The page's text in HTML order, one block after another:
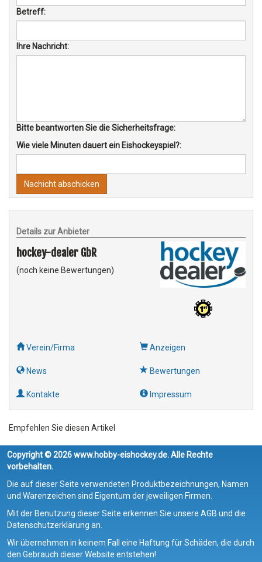
Betreff:
Ihre Nachricht:
Bitte beantworten Sie die Sicherheitsfrage:
Wie viele Minuten dauert ein Eishockeyspiel?:
Nachicht abschicken
Details zur Anbieter
hockey-dealer GbR
(noch keine Bewertungen)
Verein/Firma Anzeigen
News Bewertungen
Kontakte Impressum
Empfehlen Sie diesen Artikel
Copyright © 2026 www.hobby-eishockey.de. Alle Rechte
vorbehalten.
Die auf dieser Seite verwendeten Produktbezeichnungen, Namen
und Warenzeichen sind Eigentum der jeweiligen Firmen.
Mit der Benutzung dieser Seite erkennen Sie unsere AGB und die
Datenschutzerklärung an.
Wir übernehmen in keinem Fall eine Haftung für Schäden, die durch
den Gebrauch dieser Website entstehen!